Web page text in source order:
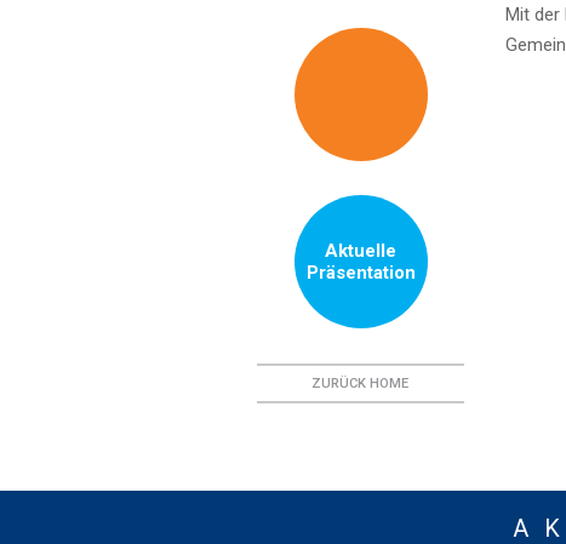
Aktuelle
Präsentation
ZURÜCK HOME
Mit der